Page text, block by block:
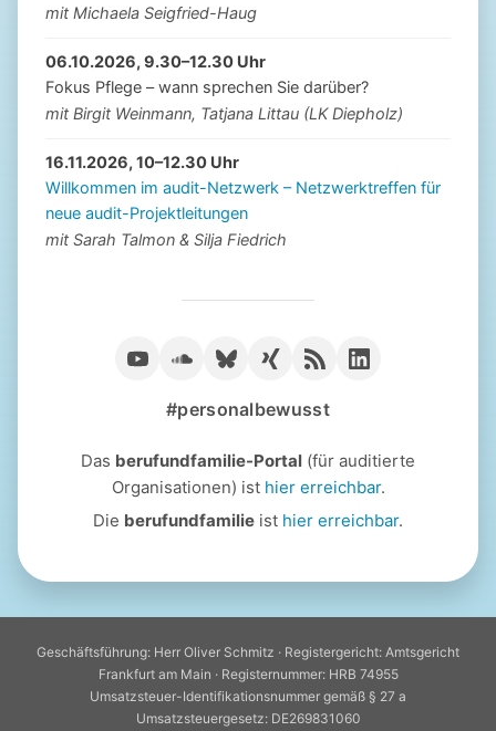
mit Michaela Seigfried-Haug
06.10.2026, 9.30–12.30 Uhr
Fokus Pflege – wann sprechen Sie darüber?
mit Birgit Weinmann, Tatjana Littau (LK Diepholz)
16.11.2026, 10–12.30 Uhr
Willkommen im audit-Netzwerk – Netzwerktreffen für
neue audit-Projektleitungen
mit Sarah Talmon & Silja Fiedrich
#personalbewusst
Das berufundfamilie-Portal (für auditierte
Organisationen) ist hier erreichbar.
Die berufundfamilie ist hier erreichbar.
Geschäftsführung: Herr Oliver Schmitz · Registergericht: Amtsgericht
Frankfurt am Main · Registernummer: HRB 74955
Umsatzsteuer-Identifikationsnummer gemäß § 27 a
Umsatzsteuergesetz: DE269831060